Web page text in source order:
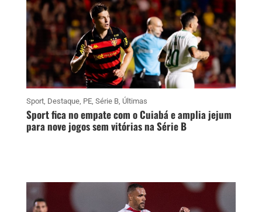
Sport, Destaque, PE, Série B, Últimas
Sport fica no empate com o Cuiabá e amplia jejum
para nove jogos sem vitórias na Série B